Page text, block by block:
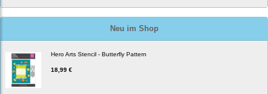
Neu im Shop
Hero Arts Stencil - Butterfly Pattern
18,99 €